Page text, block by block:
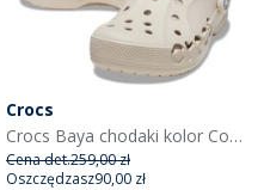
Crocs
Crocs Baya chodaki kolor Cobblestone
Cena det.259,00 zł
Oszczędzasz90,00 zł